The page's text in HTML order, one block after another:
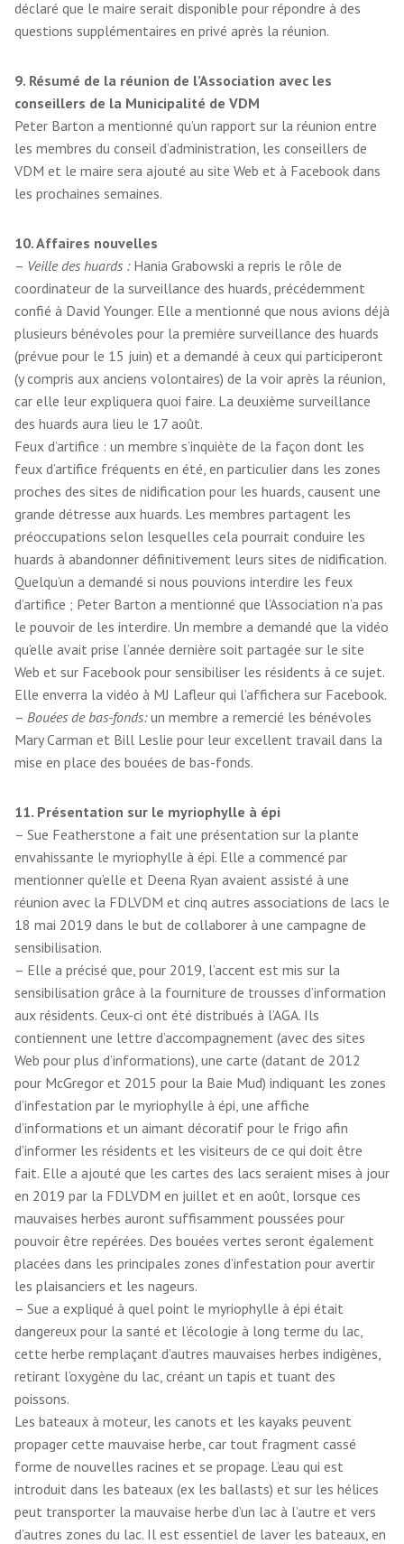
déclaré que le maire serait disponible pour répondre à des
questions supplémentaires en privé après la réunion.
9. Résumé de la réunion de l’Association avec les
conseillers de la Municipalité de VDM
Peter Barton a mentionné qu’un rapport sur la réunion entre
les membres du conseil d’administration, les conseillers de
VDM et le maire sera ajouté au site Web et à Facebook dans
les prochaines semaines.
10. Affaires nouvelles
– Veille des huards :Hania Grabowski a repris le rôle de
coordinateur de la surveillance des huards, précédemment
confié à David Younger. Elle a mentionné que nous avions déjà
plusieurs bénévoles pour la première surveillance des huards
(prévue pour le 15 juin) et a demandé à ceux qui participeront
(y compris aux anciens volontaires) de la voir après la réunion,
car elle leur expliquera quoi faire. La deuxième surveillance
des huards aura lieu le 17 août.
Feux d’artifice : un membre s’inquiète de la façon dont les
feux d’artifice fréquents en été, en particulier dans les zones
proches des sites de nidification pour les huards, causent une
grande détresse aux huards. Les membres partagent les
préoccupations selon lesquelles cela pourrait conduire les
huards à abandonner définitivement leurs sites de nidification.
Quelqu’un a demandé si nous pouvions interdire les feux
d’artifice ; Peter Barton a mentionné que l’Association n’a pas
le pouvoir de les interdire. Un membre a demandé que la vidéo
qu’elle avait prise l’année dernière soit partagée sur le site
Web et sur Facebook pour sensibiliser les résidents à ce sujet.
Elle enverra la vidéo à MJ Lafleur qui l’affichera sur Facebook.
– Bouées de bas-fonds:un membre a remercié les bénévoles
Mary Carman et Bill Leslie pour leur excellent travail dans la
mise en place des bouées de bas-fonds.
11. Présentation sur le myriophylle à épi
– Sue Featherstone a fait une présentation sur la plante
envahissante le myriophylle à épi. Elle a commencé par
mentionner qu’elle et Deena Ryan avaient assisté à une
réunion avec la FDLVDM et cinq autres associations de lacs le
18 mai 2019 dans le but de collaborer à une campagne de
sensibilisation.
– Elle a précisé que, pour 2019, l’accent est mis sur la
sensibilisation grâce à la fourniture de trousses d’information
aux résidents. Ceux-ci ont été distribués à l’AGA. Ils
contiennent une lettre d’accompagnement (avec des sites
Web pour plus d’informations), une carte (datant de 2012
pour McGregor et 2015 pour la Baie Mud) indiquant les zones
d’infestation par le myriophylle à épi, une affiche
d’informations et un aimant décoratif pour le frigo afin
d’informer les résidents et les visiteurs de ce qui doit être
fait. Elle a ajouté que les cartes des lacs seraient mises à jour
en 2019 par la FDLVDM en juillet et en août, lorsque ces
mauvaises herbes auront suffisamment poussées pour
pouvoir être repérées. Des bouées vertes seront également
placées dans les principales zones d’infestation pour avertir
les plaisanciers et les nageurs.
– Sue a expliqué à quel point le myriophylle à épi était
dangereux pour la santé et l’écologie à long terme du lac,
cette herbe remplaçant d’autres mauvaises herbes indigènes,
retirant l’oxygène du lac, créant un tapis et tuant des
poissons.
Les bateaux à moteur, les canots et les kayaks peuvent
propager cette mauvaise herbe, car tout fragment cassé
forme de nouvelles racines et se propage. L’eau qui est
introduit dans les bateaux (ex les ballasts) et sur les hélices
peut transporter la mauvaise herbe d’un lac à l’autre et vers
d’autres zones du lac. Il est essentiel de laver les bateaux, en